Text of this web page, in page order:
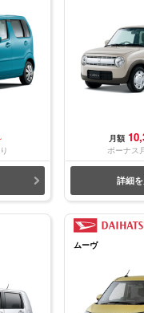
月額
ボーナス
詳細
ムーヴ